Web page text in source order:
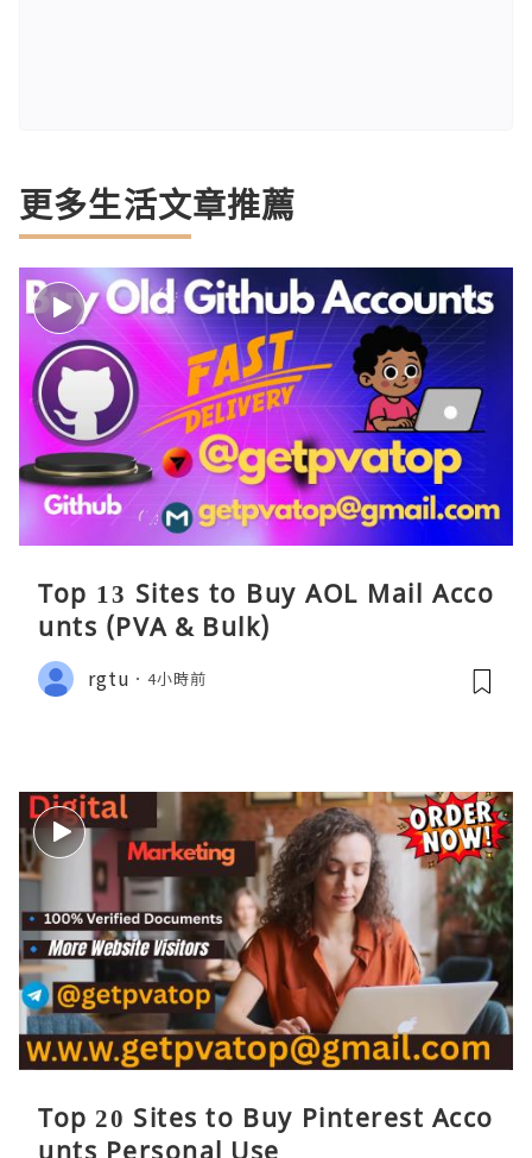
更多生活文章推薦
Top 13 Sites to Buy AOL Mail Acco
unts (PVA & Bulk)
rgtu 4小時前
Top 20 Sites to Buy Pinterest Acco
unts Personal Use